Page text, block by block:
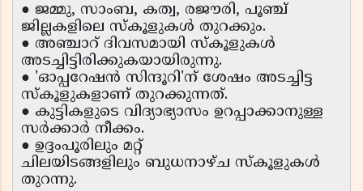
● ജമ്മു, സാംബ, കത്വ, രജൗരി, പൂഞ്ച്
ജില്ലകളിലെ സ്കൂളുകൾ തുറക്കും.
● അഞ്ചാറ് ദിവസമായി സ്കൂളുകൾ
അടച്ചിട്ടിരിക്കുകയായിരുന്നു.
● 'ഓപ്പറേഷൻ സിന്ദൂറി'ന് ശേഷം അടച്ചിട്ട
സ്കൂളുകളാണ് തുറക്കുന്നത്.
● കുട്ടികളുടെ വിദ്യാഭ്യാസം ഉറപ്പാക്കാനുള്ള
സർക്കാർ നീക്കം.
● ഉദ്ദംപൂരിലും മറ്റ്
ചിലയിടങ്ങളിലും ബുധനാഴ്ച സ്കൂളുകൾ
തുറന്നു.